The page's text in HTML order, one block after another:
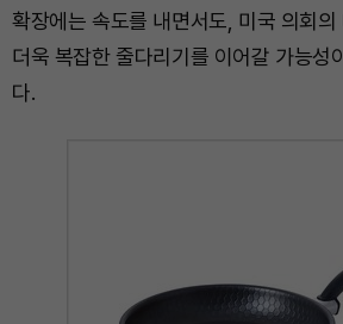
확장에는 속도를 내면서도, 미국 의회
더욱 복잡한 줄다리기를 이어갈 가능성
다.